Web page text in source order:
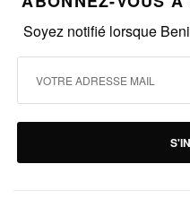
Soyez notifié lorsque